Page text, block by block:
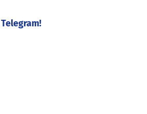
Telegram!